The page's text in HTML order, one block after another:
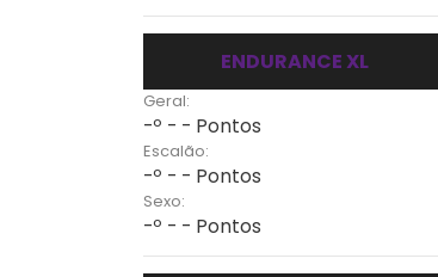
ENDURANCE XL
Geral:
-º - - Pontos
Escalão:
-º - - Pontos
Sexo:
-º - - Pontos